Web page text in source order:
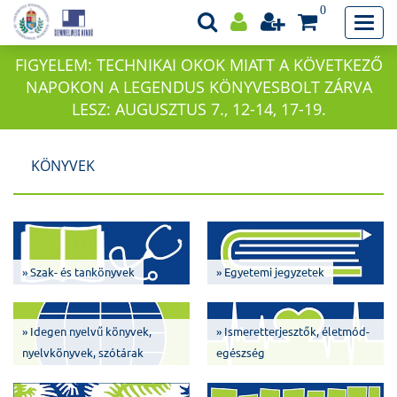
0
FIGYELEM: TECHNIKAI OKOK MIATT A KÖVETKEZŐ
NAPOKON A LEGENDUS KÖNYVESBOLT ZÁRVA
LESZ: AUGUSZTUS 7., 12-14, 17-19.
KÖNYVEK
» Szak- és tankönyvek » Egyetemi jegyzetek
» Idegen nyelvű könyvek,
nyelvkönyvek, szótárak
» Ismeretterjesztők, életmód-
egészség